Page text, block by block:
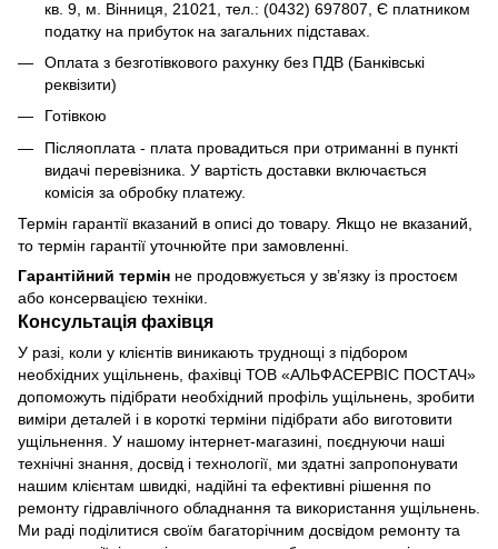
кв. 9, м. Вінниця, 21021, тел.: (0432) 697807, Є платником
податку на прибуток на загальних підставах.
Оплата з безготівкового рахунку без ПДВ (Банківські
реквізити)
Готівкою
Післяоплата - плата провадиться при отриманні в пункті
видачі перевізника. У вартість доставки включається
комісія за обробку платежу.
Термін гарантії вказаний в описі до товару. Якщо не вказаний,
то термін гарантії уточнюйте при замовленні.
Гарантійний термін не продовжується у зв’язку із простоєм
або консервацією техніки.
Консультація фахівця
У разі, коли у клієнтів виникають труднощі з підбором
необхідних ущільнень, фахівці ТОВ «АЛЬФАСЕРВІС ПОСТАЧ»
допоможуть підібрати необхідний профіль ущільнень, зробити
виміри деталей і в короткі терміни підібрати або виготовити
ущільнення. У нашому інтернет-магазині, поєднуючи наші
технічні знання, досвід і технології, ми здатні запропонувати
нашим клієнтам швидкі, надійні та ефективні рішення по
ремонту гідравлічного обладнання та використання ущільнень.
Ми раді поділитися своїм багаторічним досвідом ремонту та